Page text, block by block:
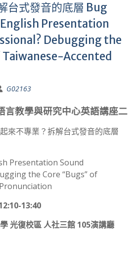
台式發音的底層 Bug
Presentation
Debugging the
Accented
G02163
言教學與研究中心英語講座二
來不專業？拆解台式發音的底層
Presentation Sound
the Core “Bugs” of
13:40
光復校區 人社三館 105演講廳